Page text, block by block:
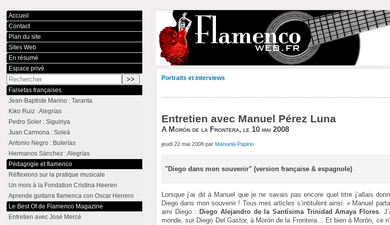
Portraits et interviews
Entretien avec Manuel Pérez Luna
A Morón de la Frontera, le 10 mai 2008
jeudi 22 mai 2008 parManuela Papino
"Diego dans mon souvenir" (version française & espagnole)
Lorsque j’ai dit à Manuel que je ne savais pas encore quel titre j’allais
Diego dans mon souvenir ! Tous mes articles s’intitulent ainsi. » Manuel
ami Diego : Diego Alejandro de la Santísima Trinidad Amaya Flores.
monde, sur Diego Del Gastor, à Morón de la Frontera… Et bien à Morón, ce
Accueil
Contact
Plan du site
Sites Web
En résumé
Espace privé
Falsetas françaises
Jean-Baptiste Marino : Taranta
Kiko Ruiz : Alegrías
Pedro Soler : Siguiriya
Juan Carmona : Soleá
Antonio Negro : Bulerías
Hermanos Sánchez : Alegrías
Pédagogie et flamenco
Réflexions sur la pratique musicale
Un mois à la Fondation Cristina Heeren
Aprende guitarra flamenca con Oscar Herrero
Le Best Of de Flamenco Magazine
Entretien avec José Mercé